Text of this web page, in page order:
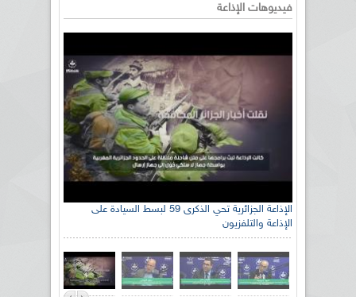
فيديوهات الإذاعة
الإذاعة الجزائرية تحي الذكرى 59 لبسط السيادة على
الإذاعة والتلفزيون